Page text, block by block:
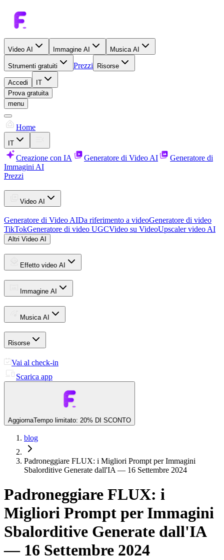
Video AI Immagine AI Musica AI
Strumenti gratuiti Prezzi Risorse
Accedi
IT
Prova gratuita
menu
Home
IT
Creazione con IA Generatore di Video AI
Generatore di
Immagini AI
Prezzi
Video AI
Generatore di Video AIDa riferimento a videoGeneratore di video
TikTokGeneratore di video UGCVideo su VideoUpscaler video AI
Altri Video AI
Effetto video AI
Immagine AI
Musica AI
Risorse
Vai al check-in
Scarica app
AggiornaTempo limitato: 20% DI SCONTO
blog
Padroneggiare FLUX: i Migliori Prompt per Immagini
Sbalorditive Generate dall'IA — 16 Settembre 2024
Padroneggiare FLUX: i
Migliori Prompt per Immagini
Sbalorditive Generate dall'IA
— 16 Settembre 2024